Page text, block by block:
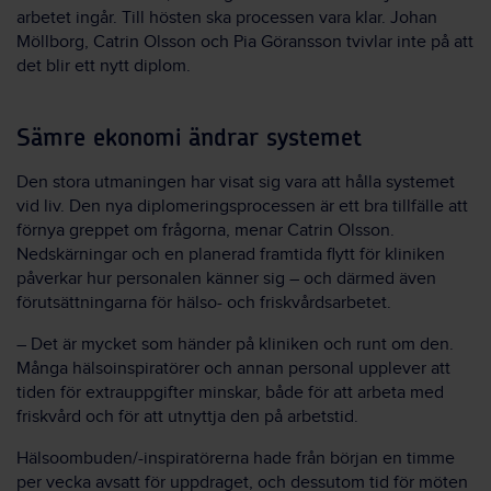
arbetet ingår. Till hösten ska processen vara klar. Johan
Möllborg, Catrin Olsson och Pia Göransson tvivlar inte på att
det blir ett nytt diplom.
Sämre ekonomi ändrar systemet
Den stora utmaningen har visat sig vara att hålla systemet
vid liv. Den nya diplomeringsprocessen är ett bra tillfälle att
förnya greppet om frågorna, menar Catrin Olsson.
Nedskärningar och en planerad framtida flytt för kliniken
påverkar hur personalen känner sig – och därmed även
förutsättningarna för hälso- och friskvårdsarbetet.
– Det är mycket som händer på kliniken och runt om den.
Många hälsoinspiratörer och annan personal upplever att
tiden för extrauppgifter minskar, både för att arbeta med
friskvård och för att utnyttja den på arbetstid.
Hälsoombuden/-inspiratörerna hade från början en timme
per vecka avsatt för uppdraget, och dessutom tid för möten